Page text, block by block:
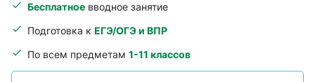
Бесплатное вводное занятие
Подготовка к ЕГЭ/ОГЭ и ВПР
По всем предметам 1-11 классов